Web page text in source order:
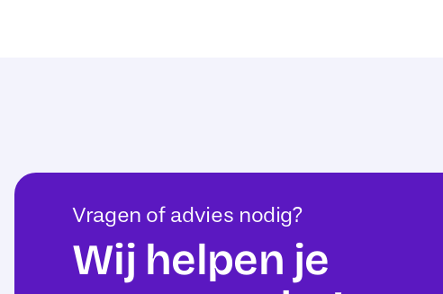
Vragen of advies nodig?
Wij helpen je